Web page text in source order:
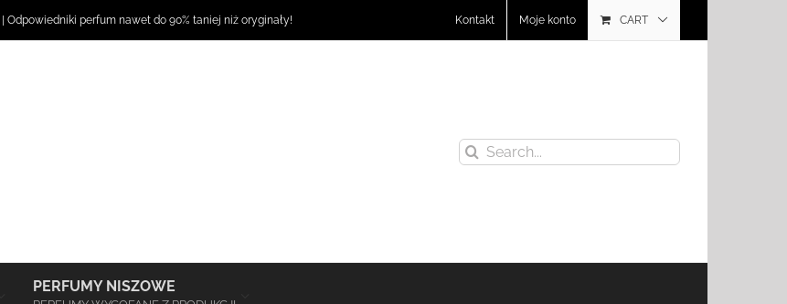
Odpowiedniki perfum nawet do 90% taniej niż oryginały! Kontakt Moje konto CART
Search
for:
PERFUMY NISZOWE